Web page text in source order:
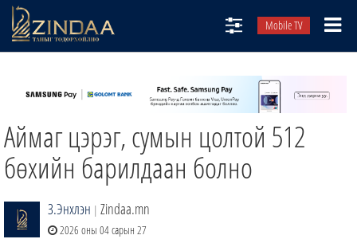
Mobile TV
ТВ8
ӨГЛӨӨНИЙ СОНИН
АУДИО ЗОХИОЛ
Аймаг цэрэг, сумын цолтой 512
бөхийн барилдаан болно
З.Энхлэн | Zindaa.mn
2026 оны 04 сарын 27